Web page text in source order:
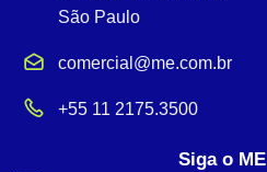
São Paulo
comercial@me.com.br
+55 11 2175.3500
Siga o ME